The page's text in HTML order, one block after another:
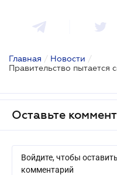
Главная / Новости /
Оставьте
Войдите, чтобы оставить
комментарий